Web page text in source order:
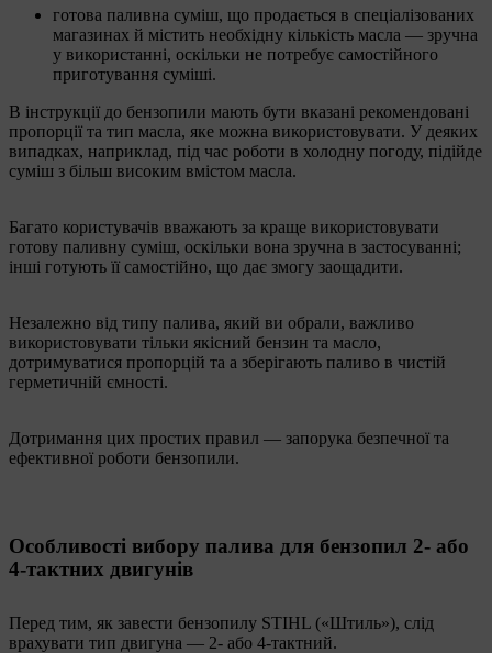
готова паливна суміш, що продається в спеціалізованих
магазинах й містить необхідну кількість масла — зручна
у використанні, оскільки не потребує самостійного
приготування суміші.
В інструкції до бензопили мають бути вказані рекомендовані
пропорції та тип масла, яке можна використовувати. У деяких
випадках, наприклад, під час роботи в холодну погоду, підійде
суміш з більш високим вмістом масла.
Багато користувачів вважають за краще використовувати
готову паливну суміш, оскільки вона зручна в застосуванні;
інші готують її самостійно, що дає змогу заощадити.
Незалежно від типу палива, який ви обрали, важливо
використовувати тільки якісний бензин та масло,
дотримуватися пропорцій та а зберігають паливо в чистій
герметичній ємності.
Дотримання цих простих правил — запорука безпечної та
ефективної роботи бензопили.
Особливості вибору палива для бензопил 2- або
4-тактних двигунів
Перед тим, як завести бензопилу STIHL («Штиль»), слід
врахувати тип двигуна — 2- або 4-тактний.